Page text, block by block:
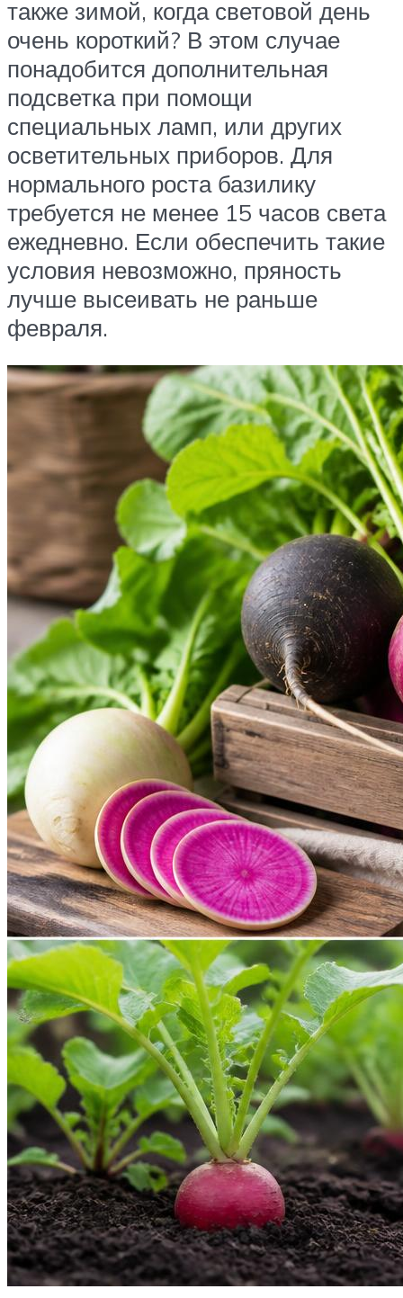
также зимой, когда световой день
очень короткий? В этом случае
понадобится дополнительная
подсветка при помощи
специальных ламп, или других
осветительных приборов. Для
нормального роста базилику
требуется не менее 15 часов света
ежедневно. Если обеспечить такие
условия невозможно, пряность
лучше высеивать не раньше
февраля.